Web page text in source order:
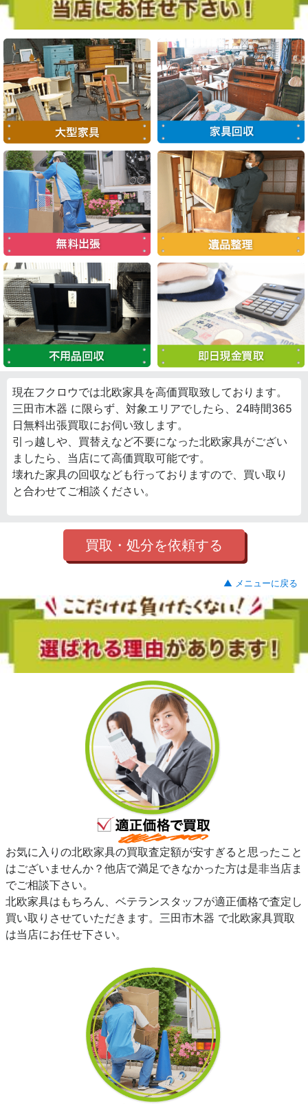
現在フクロウでは北欧家具を高価買取致しております。
三田市木器 に限らず、対象エリアでしたら、24時間365
日無料出張買取にお伺い致します。
引っ越しや、買替えなど不要になった北欧家具がござい
ましたら、当店にて高価買取可能です。
壊れた家具の回収なども行っておりますので、買い取り
と合わせてご相談ください。
買取・処分を依頼する
▲ メニューに戻る
お気に入りの北欧家具の買取査定額が安すぎると思ったこと
はございませんか？他店で満足できなかった方は是非当店ま
でご相談下さい。
北欧家具はもちろん、ベテランスタッフが適正価格で査定し
買い取りさせていただきます。三田市木器 で北欧家具買取
は当店にお任せ下さい。